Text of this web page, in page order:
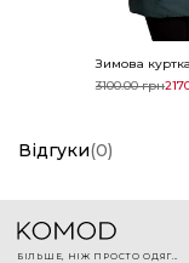
Зимова
3100.00грн
Відгуки(0)
БІЛЬШЕ, НІЖ ПРОСТО ОДЯГ...